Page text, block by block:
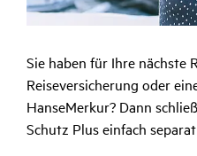
Sie haben für Ihre nächste
Reiseversicherung oder
HanseMerkur? Dann
Schutz Plus einfach